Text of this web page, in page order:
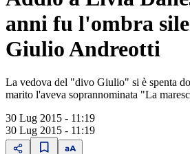
anni fu l'ombra
Giulio Andreotti
La vedova del "divo Giulio" si è spenta
marito l'aveva soprannominata "La
30 Lug 2015 - 11:19
30 Lug 2015 - 11:19